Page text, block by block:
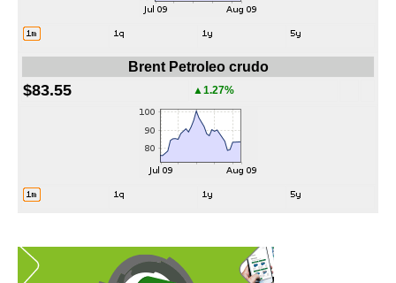
Brent Petroleo crudo
$83.55 ▲1.27%